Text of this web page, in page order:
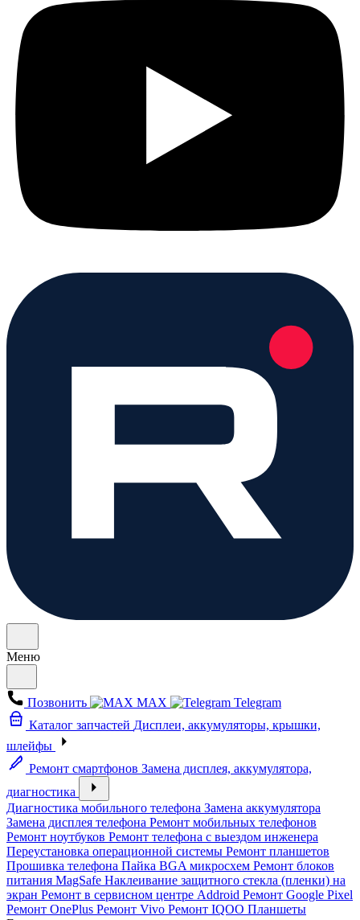
Меню
Позвонить MAX
Telegram
Каталог запчастей Дисплеи, аккумуляторы, крышки,
шлейфы
Ремонт смартфонов Замена дисплея, аккумулятора,
диагностика
Диагностика мобильного телефона Замена аккумулятора
Замена дисплея телефона Ремонт мобильных телефонов
Ремонт ноутбуков Ремонт телефона с выездом инженера
Переустановка операционной системы Ремонт планшетов
Прошивка телефона Пайка BGA микросхем Ремонт блоков
питания MagSafe Наклеивание защитного стекла (пленки) на
экран Ремонт в сервисном центре Addroid Ремонт Google Pixel
Ремонт OnePlus Ремонт Vivo Ремонт IQOO Планшеты